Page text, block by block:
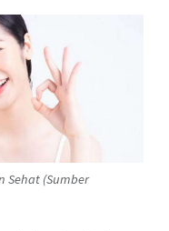
Sehat (Sumber